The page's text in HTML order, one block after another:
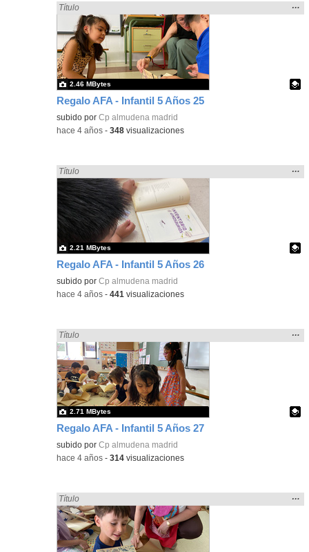
Regalo AFA - Infantil 5 Años 25
Encontrado «regalo» en:
Título
la
…
Contenido educativo.
subido porCp almudena madrid
2.46 MBytes
-hace 4 años -348 visualizaciones
Regalo AFA - Infantil 5 Años 26
Encontrado «regalo» en:
Título
la
…
Contenido educativo.
subido porCp almudena madrid
2.21 MBytes
-hace 4 años -441 visualizaciones
Regalo AFA - Infantil 5 Años 27
Encontrado «regalo» en:
Título
la
…
Contenido educativo.
subido porCp almudena madrid
2.71 MBytes
-hace 4 años -314 visualizaciones
Encontrado «regalo» en:
Título
la
…